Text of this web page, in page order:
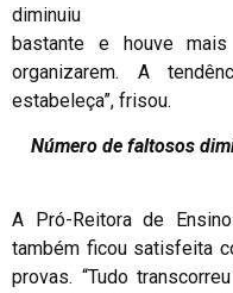
diminuiu
bastante e houve
organizarem. A
estabeleça”, frisou.
Número de faltosos
A Pró-Reitora de
também ficou satisfeita
provas. “Tudo